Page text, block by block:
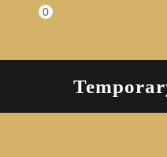
Einkaufswagen
0